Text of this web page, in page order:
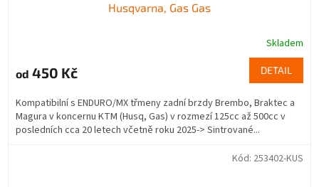
Husqvarna, Gas Gas
Skladem
od 450 Kč DETAIL
Kompatibilní s ENDURO/MX třmeny zadní brzdy Brembo, Braktec a
Magura v koncernu KTM (Husq, Gas) v rozmezí 125cc až 500cc v
posledních cca 20 letech včetně roku 2025-> Sintrované...
Kód: 253402-KUS